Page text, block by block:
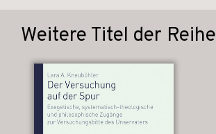
Weitere Titel der Reihe